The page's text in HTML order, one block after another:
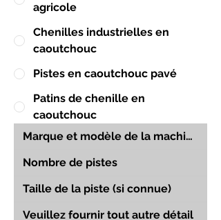
agricole
Chenilles industrielles en
caoutchouc
Pistes en caoutchouc pavé
Patins de chenille en
caoutchouc